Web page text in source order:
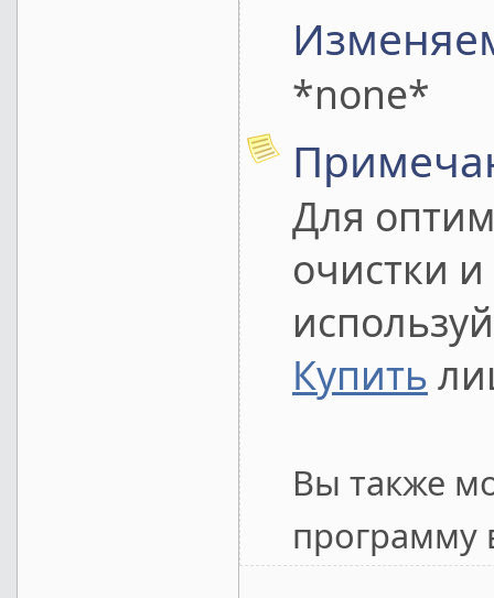
*none*
Для
очистки
Купить
Вы также
программу